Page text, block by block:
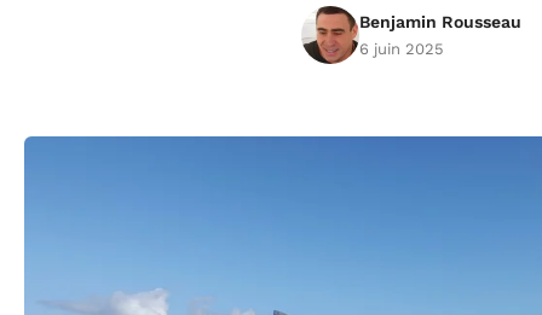
Benjamin Rousseau
6 juin 2025